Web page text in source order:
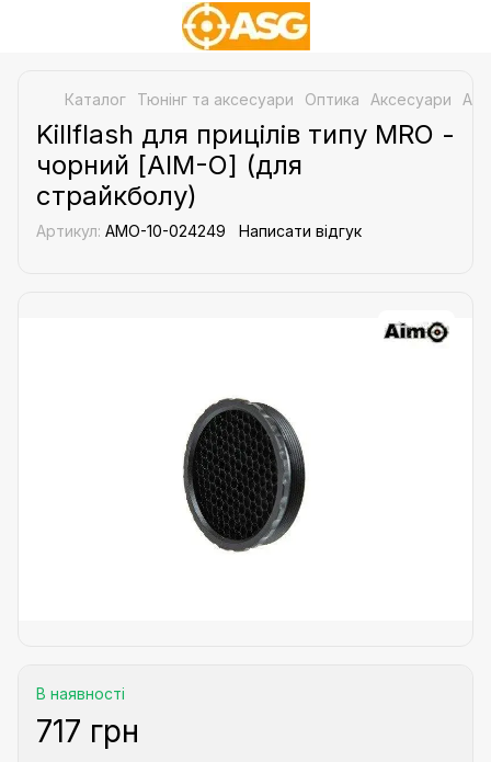
Каталог Тюнінг та аксесуари Оптика Аксесуари
Killflash для прицілів типу MRO -
чорний [AIM-O] (для
страйкболу)
Артикул: AMO-10-024249 Написати відгук
В наявності
717 грн